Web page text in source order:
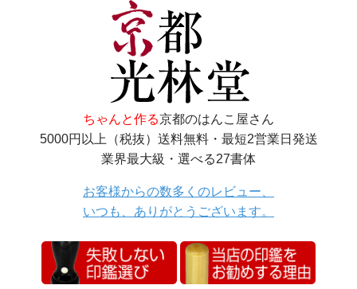
ちゃんと作る京都のはんこ屋さん
5000円以上（税抜）送料無料・最短2営業日発送
業界最大級・選べる27書体
お客様からの数多くのレビュー、
いつも、ありがとうございます。